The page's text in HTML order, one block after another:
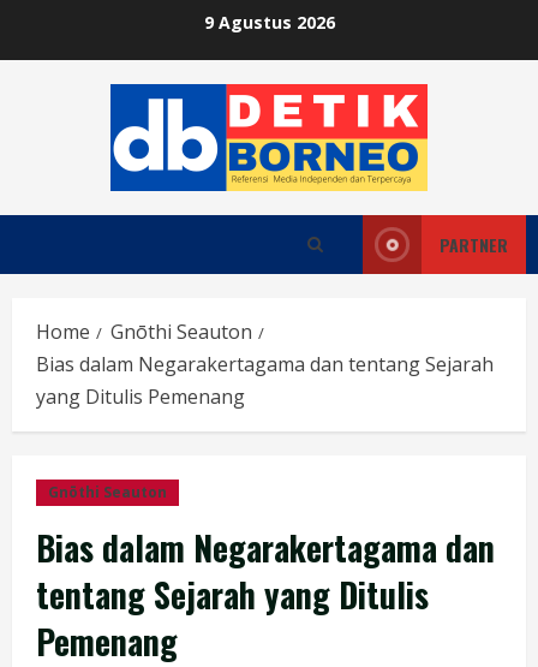
9 Agustus 2026
PARTNER
Home
Gnōthi Seauton
Bias dalam Negarakertagama dan tentang Sejarah
yang Ditulis Pemenang
Gnōthi Seauton
Bias dalam Negarakertagama dan
tentang Sejarah yang Ditulis
Pemenang